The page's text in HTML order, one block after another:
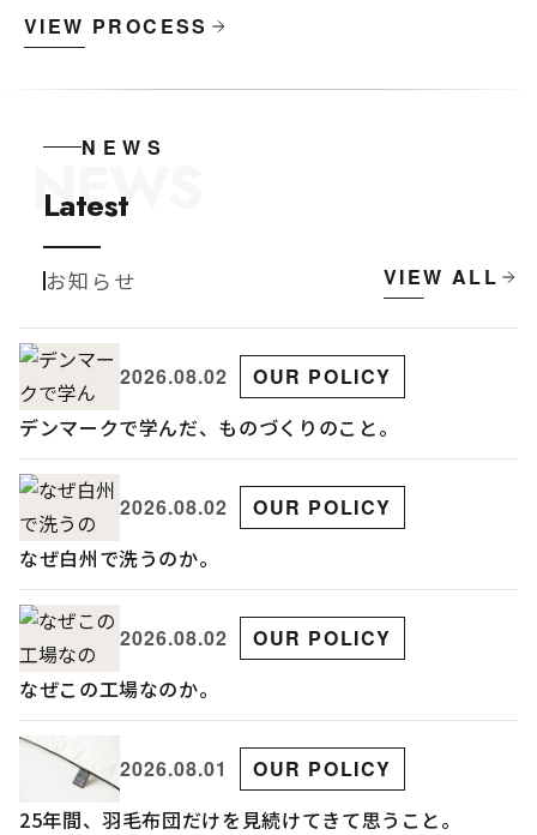
VIEW PROCESS
NEWS
NEWS
Latest
お知らせ VIEW ALL
2026.08.02 OUR POLICY
デンマークで学んだ、ものづくりのこと。
2026.08.02 OUR POLICY
なぜ白州で洗うのか。
2026.08.02 OUR POLICY
なぜこの工場なのか。
2026.08.01 OUR POLICY
25年間、羽毛布団だけを見続けてきて思うこと。